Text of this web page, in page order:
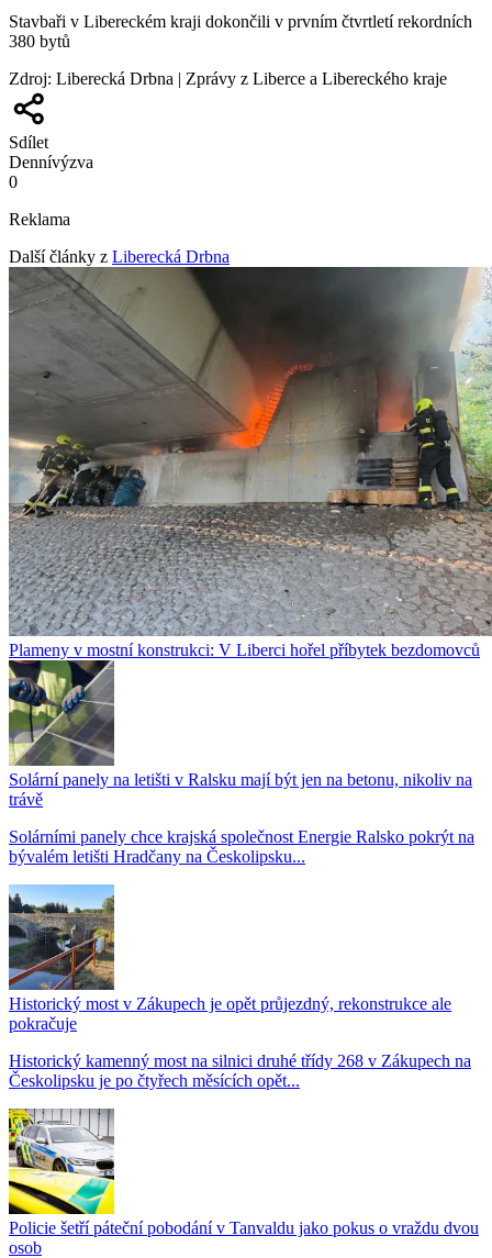
Stavbaři v Libereckém kraji dokončili v prvním čtvrtletí rekordních
380 bytů
Zdroj: Liberecká Drbna | Zprávy z Liberce a Libereckého kraje
Sdílet
Dennívýzva
0
Reklama
Další články z Liberecká Drbna
Plameny v mostní konstrukci: V Liberci hořel příbytek bezdomovců
Solární panely na letišti v Ralsku mají být jen na betonu, nikoliv na
trávě
Solárními panely chce krajská společnost Energie Ralsko pokrýt na
bývalém letišti Hradčany na Českolipsku...
Historický most v Zákupech je opět průjezdný, rekonstrukce ale
pokračuje
Historický kamenný most na silnici druhé třídy 268 v Zákupech na
Českolipsku je po čtyřech měsících opět...
Policie šetří páteční pobodání v Tanvaldu jako pokus o vraždu dvou
osob